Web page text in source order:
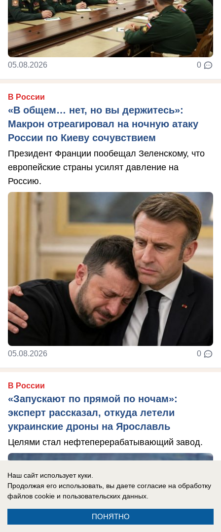
05.08.2026 0
В России
«В общем… нет, но вы держитесь»:
Макрон отреагировал на ночную атаку
России по Киеву сочувствием
Президент Франции пообещал Зеленскому, что
европейские страны усилят давление на
Россию.
05.08.2026 0
В России
«Запускают по прямой по ночам»:
эксперт рассказал, откуда летели
украинские дроны на Ярославль
Целями стал нефтеперерабатывающий завод.
Наш сайт использует куки.
Продолжая его использовать, вы даете согласие на обработку
файлов cookie и пользовательских данных.
ПОНЯТНО